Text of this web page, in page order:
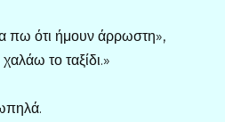
πω ότι ήμουν άρρωστη»,
το ταξίδι.»